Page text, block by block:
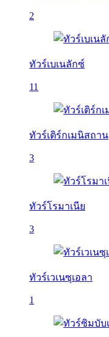
2
ทัวร์เบเนลักซ์
11
ทัวร์เติร์กเมนิสถาน
3
ทัวร์โรมาเนีย
3
ทัวร์เวเนซุเอลา
1